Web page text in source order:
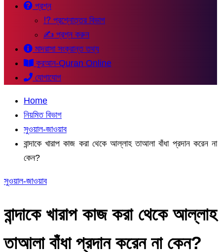
প্রশ্ন
⁉ প্রশ্নোত্তর বিভাগ
✍ প্রশ্ন করুন
মাদরাসা সংক্রান্ত তথ্য
কুরআন-Quran Online
যোগাযোগ
Home
নিয়মিত বিভাগ
সুওয়াল-জাওয়াব
বান্দাকে খারাপ কাজ করা থেকে আল্লাহ তাআলা বাঁধা প্রদান করেন না
কেন?
সুওয়াল-জাওয়াব
বান্দাকে খারাপ কাজ করা থেকে আল্লাহ
তাআলা বাঁধা প্রদান করেন না কেন?